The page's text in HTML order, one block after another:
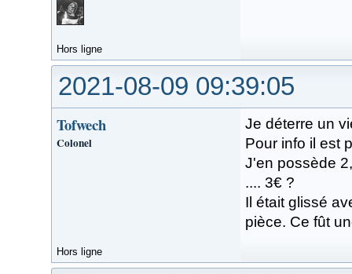
Hors ligne
2021-08-09 09:39:05
Tofwech
Colonel
Je déterre un
Pour info il est
J'en possède
.... 3€ ?
Il était glissé
pièce. Ce fût
Hors ligne